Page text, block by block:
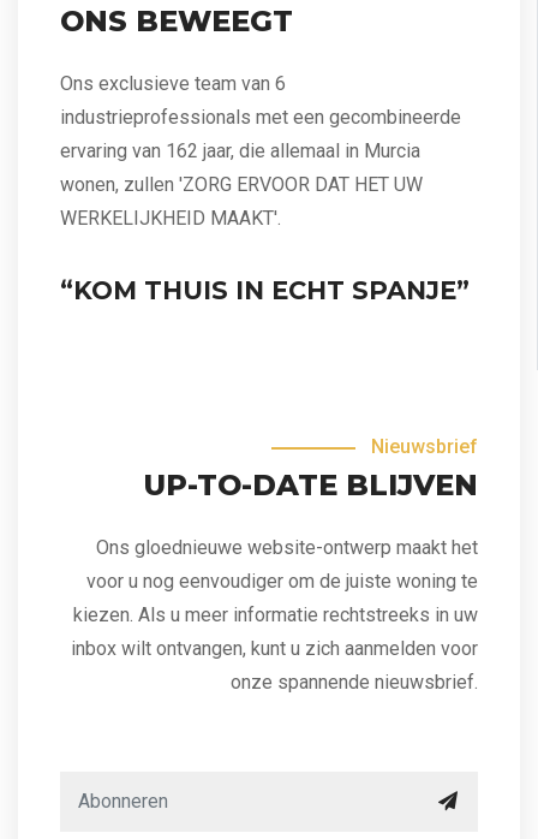
ONS BEWEEGT
Ons exclusieve team van 6
industrieprofessionals met een gecombineerde
ervaring van 162 jaar, die allemaal in Murcia
wonen, zullen 'ZORG ERVOOR DAT HET UW
WERKELIJKHEID MAAKT'.
“KOM THUIS IN ECHT SPANJE”
Nieuwsbrief
UP-TO-DATE BLIJVEN
Ons gloednieuwe website-ontwerp maakt het
voor u nog eenvoudiger om de juiste woning te
kiezen. Als u meer informatie rechtstreeks in uw
inbox wilt ontvangen, kunt u zich aanmelden voor
onze spannende nieuwsbrief.